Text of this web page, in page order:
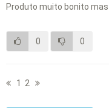
Produto muito bonito
0 0
1 2